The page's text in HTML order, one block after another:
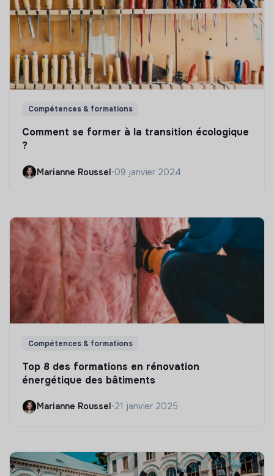
Compétences & formations
Comment se former à la transition écologique
?
Marianne Roussel•09 janvier 2024
Compétences & formations
Top 8 des formations en rénovation
énergétique des bâtiments
Marianne Roussel•21 janvier 2025